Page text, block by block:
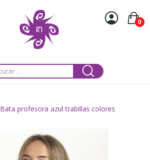
0
Bata profesora azul trabillas colores